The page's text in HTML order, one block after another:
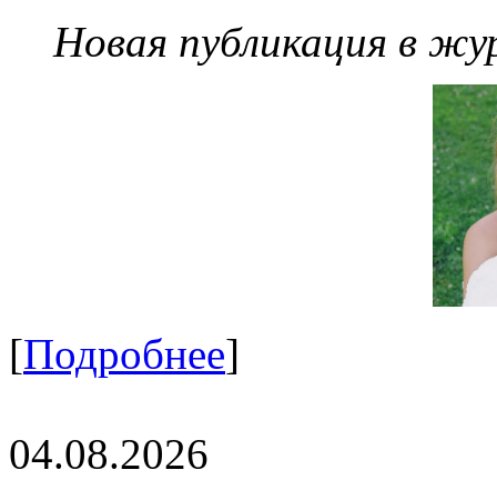
Новая публикация в
[Подробнее]
04.08.2026